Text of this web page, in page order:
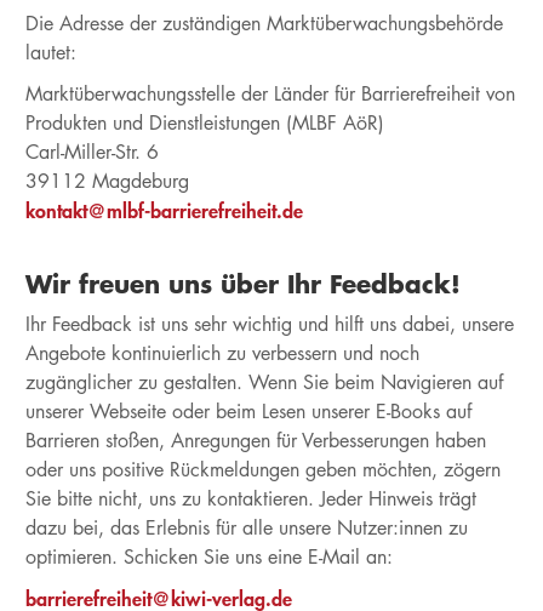
Die Adresse der zuständigen Marktüberwachungsbehörde
lautet:
Marktüberwachungsstelle der Länder für Barrierefreiheit von
Produkten und Dienstleistungen (MLBF AöR)
Carl-Miller-Str. 6
39112 Magdeburg
kontakt@mlbf-barrierefreiheit.de
Wir freuen uns über Ihr Feedback!
Ihr Feedback ist uns sehr wichtig und hilft uns dabei, unsere
Angebote kontinuierlich zu verbessern und noch
zugänglicher zu gestalten. Wenn Sie beim Navigieren auf
unserer Webseite oder beim Lesen unserer E-Books auf
Barrieren stoßen, Anregungen für Verbesserungen haben
oder uns positive Rückmeldungen geben möchten, zögern
Sie bitte nicht, uns zu kontaktieren. Jeder Hinweis trägt
dazu bei, das Erlebnis für alle unsere Nutzer:innen zu
optimieren. Schicken Sie uns eine E-Mail an:
barrierefreiheit@kiwi-verlag.de